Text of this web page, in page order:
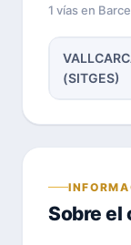
1 vías en
(SITGES)
Sobre el